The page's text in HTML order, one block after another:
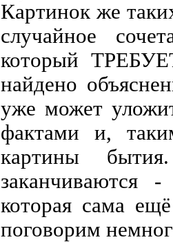
Картинок же
случайное
который
найдено
уже может
фактами и,
картины
заканчиваются
которая сама
поговорим